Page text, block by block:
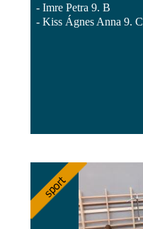
- Imre Petra 9. B
- Kiss Ágnes Anna 9. C